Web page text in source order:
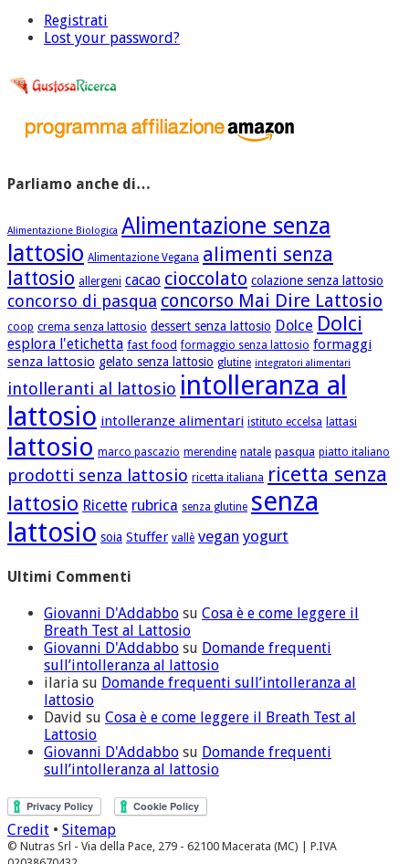
Registrati
Lost your password?
Parliamo anche di…
Alimentazione Biologica Alimentazione senza
lattosio Alimentazione Vegana alimenti senza
lattosio allergeni cacao cioccolato colazione senza lattosio
concorso di pasqua concorso Mai Dire Lattosio
coop crema senza lattosio dessert senza lattosio Dolce Dolci
esplora l'etichetta fast food formaggio senza lattosio formaggi
senza lattosio gelato senza lattosio glutine integratori alimentari
intolleranti al lattosio intolleranza al
lattosio intolleranze alimentari istituto eccelsa lattasi
lattosio marco pascazio merendine natale pasqua piatto italiano
prodotti senza lattosio ricetta italiana ricetta senza
lattosio Ricette rubrica senza glutine senza
lattosio soia Stuffer vallè vegan yogurt
Ultimi Commenti
Giovanni D'Addabbo su Cosa è e come leggere il
Breath Test al Lattosio
Giovanni D'Addabbo su Domande frequenti
sull’intolleranza al lattosio
ilaria su Domande frequenti sull’intolleranza al
lattosio
David su Cosa è e come leggere il Breath Test al
Lattosio
Giovanni D'Addabbo su Domande frequenti
sull’intolleranza al lattosio
Credit • Sitemap
© Nutras Srl - Via della Pace, 279 - 62100 Macerata (MC) | P.IVA